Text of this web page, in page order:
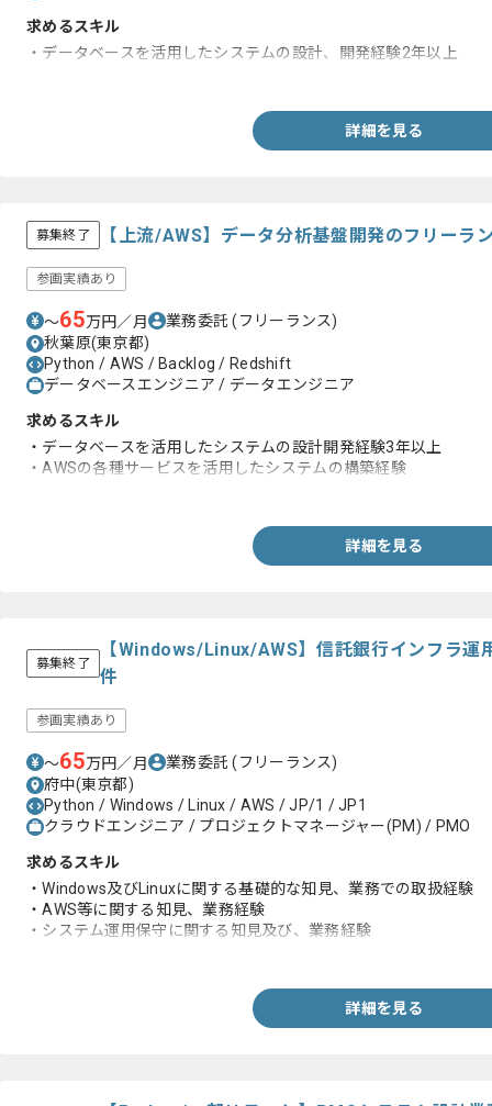
求めるスキル
・データベースを活用したシステムの設計、開発経験2年以上
詳細を見る
募集終了 【上流/AWS】データ分析基盤開発のフリーラ
参画実績あり
〜65万円／月 業務委託(フリーランス)
秋葉原(東京都)
Python / AWS / Backlog / Redshift
データベースエンジニア / データエンジニア
求めるスキル
・データベースを活用したシステムの設計開発経験3年以上
・AWSの各種サービスを活用したシステムの構築経験
詳細を見る
募集終了
【Windows/Linux/AWS】信託銀行インフラ運
件
参画実績あり
〜65万円／月 業務委託(フリーランス)
府中(東京都)
Python / Windows / Linux / AWS / JP/1 / JP1
クラウドエンジニア / プロジェクトマネージャー(PM) / PMO
求めるスキル
・Windows及びLinuxに関する基礎的な知見、業務での取扱経験
・AWS等に関する知見、業務経験
・システム運用保守に関する知見及び、業務経験
詳細を見る